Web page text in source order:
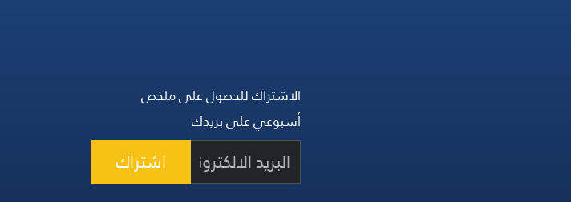
الاشتراك للحصول على ملخص
أسبوعي على بريدك
اشتراك